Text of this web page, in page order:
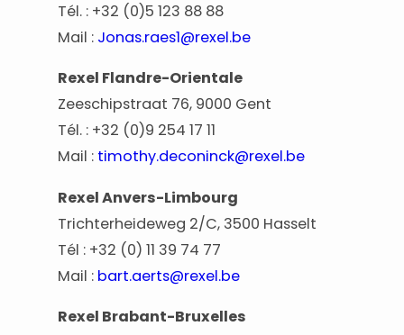
Tél. : +32 (0)5 123 88 88
Mail : Jonas.raes1@rexel.be
Rexel Flandre-Orientale
Zeeschipstraat 76, 9000 Gent
Tél. : +32 (0)9 254 17 11
Mail : timothy.deconinck@rexel.be
Rexel Anvers-Limbourg
Trichterheideweg 2/C, 3500 Hasselt
Tél : +32 (0) 11 39 74 77
Mail : bart.aerts@rexel.be
Rexel Brabant-Bruxelles